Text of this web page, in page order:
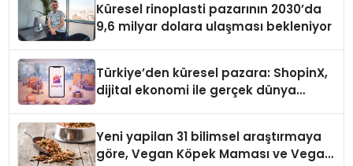
Küresel rinoplasti pazarının 2030’da
9,6 milyar dolara ulaşması bekleniyor
Türkiye’den küresel pazara: ShopinX,
dijital ekonomi ile gerçek dünya
Yeni yapilan 31 bilimsel araştırmaya
göre, Vegan Köpek Maması ve Vegan